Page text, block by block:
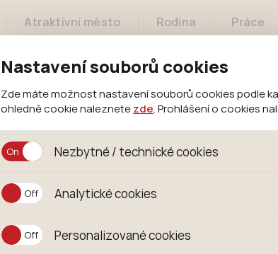
Nastavení souborů cookies
Zde máte možnost nastavení souborů cookies podle
ohledně cookie naleznete zde. Prohlášení o cookies
Nezbytné / technické cookies
Jedná se o technické soubory, které jsou nezbytné
jejich funkcí. Používají se mimo jiné k ukládání
Analytické cookies
Analytické cookies shromažďujeme skriptem
anonymizuje. Po anonymizaci se již nejedná o
Personalizované cookies
Atraktivní město Rodina Práce